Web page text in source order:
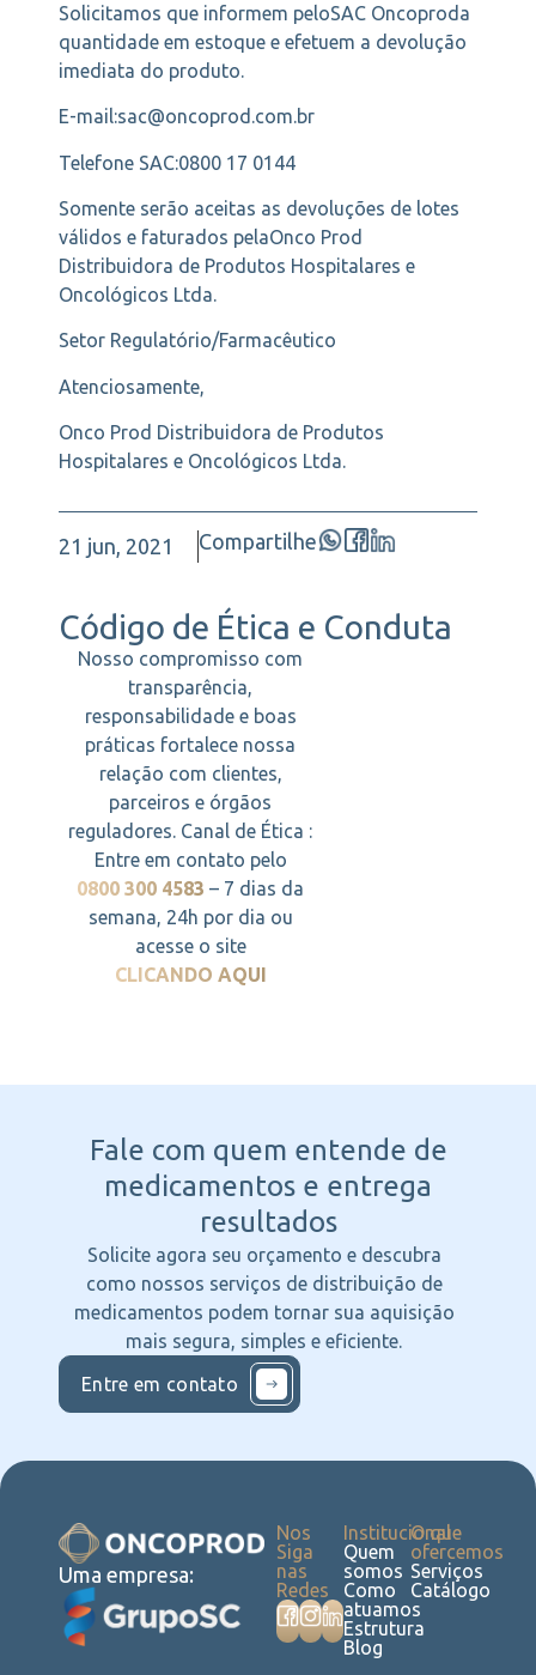
Solicitamos que informem peloSAC Oncoproda
quantidade em estoque e efetuem a devolução
imediata do produto.
E-mail:sac@oncoprod.com.br
Telefone SAC:0800 17 0144
Somente serão aceitas as devoluções de lotes
válidos e faturados pelaOnco Prod
Distribuidora de Produtos Hospitalares e
Oncológicos Ltda.
Setor Regulatório/Farmacêutico
Atenciosamente,
Onco Prod Distribuidora de Produtos
Hospitalares e Oncológicos Ltda.
21 jun, 2021 Compartilhe
Código de Ética e Conduta
Nosso compromisso com
transparência,
responsabilidade e boas
práticas fortalece nossa
relação com clientes,
parceiros e órgãos
reguladores. Canal de Ética :
Entre em contato pelo
0800 300 4583 – 7 dias da
semana, 24h por dia ou
acesse o site
CLICANDO AQUI
Fale com quem entende de
medicamentos e entrega
resultados
Solicite agora seu orçamento e descubra
como nossos serviços de distribuição de
medicamentos podem tornar sua aquisição
mais segura, simples e eficiente.
Entre em contato
Uma empresa:
Institucional
Quem
somos
Como
atuamos
Estrutura
Blog
O que
ofercemos
Serviços
Catálogo
Nos
Siga
nas
Redes